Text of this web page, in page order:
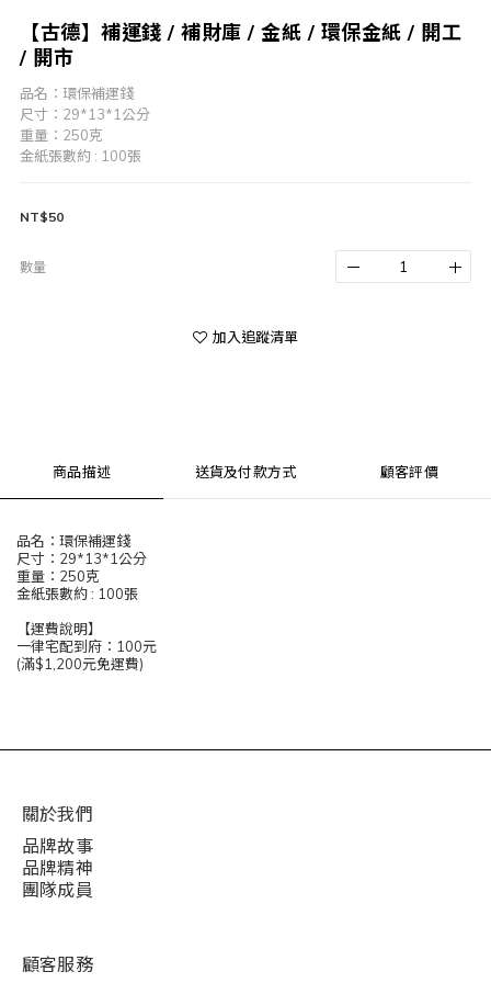
【古德】補運錢 / 補財庫 / 金紙 / 環保金紙 / 開工
/ 開市
品名：環保補運錢
尺寸：29*13*1公分
重量：250克
金紙張數約 : 100張
NT$50
數量
加入追蹤清單
商品描述 送貨及付款方式 顧客評價
品名：環保補運錢
尺寸：29*13*1公分
重量：250克
金紙張數約 : 100張
【運費說明】
一律宅配到府：100元
(滿$1,200元免運費)
關於我們
品牌故事
品牌精神
團隊成員
顧客服務